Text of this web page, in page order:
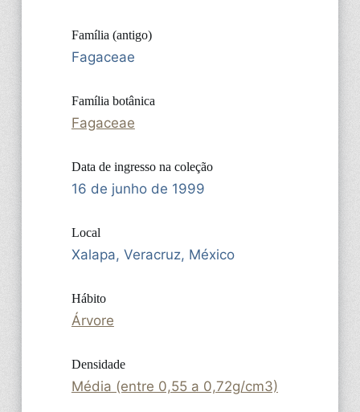
Família (antigo)
Fagaceae
Família botânica
Fagaceae
Data de ingresso na coleção
16 de junho de 1999
Local
Xalapa, Veracruz, México
Hábito
Árvore
Densidade
Média (entre 0,55 a 0,72g/cm3)